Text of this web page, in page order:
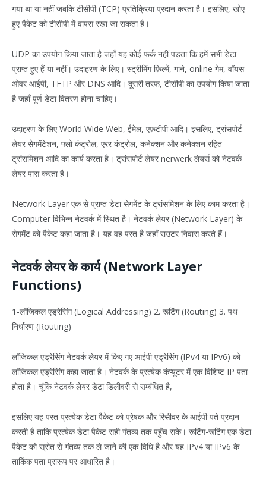
गया था या नहीं जबकि टीसीपी (TCP) प्रतिक्रिया प्रदान करता है। इसलिए, खोए
हुए पैकेट को टीसीपी में वापस रखा जा सकता है।
UDP का उपयोग किया जाता है जहाँ यह कोई फर्क नहीं पड़ता कि हमें सभी डेटा
प्राप्त हुए हैं या नहीं। उदाहरण के लिए। स्ट्रीमिंग फ़िल्में, गाने, online गेम, वॉयस
ओवर आईपी, TFTP और DNS आदि। दूसरी तरफ, टीसीपी का उपयोग किया जाता
है जहाँ पूर्ण डेटा वितरण होना चाहिए।
उदाहरण के लिए World Wide Web, ईमेल, एफ़टीपी आदि। इसलिए, ट्रांसपोर्ट
लेयर सेगमेंटेशन, फ्लो कंट्रोल, एरर कंट्रोल, कनेक्शन और कनेक्शन रहित
ट्रांसमिशन आदि का कार्य करता है। ट्रांसपोर्ट लेयर nerwerk लेयर्स को नेटवर्क
लेयर पास करता है।
Network Layer एक से प्राप्त डेटा सेगमेंट के ट्रांसमिशन के लिए काम करता है।
Computer विभिन्न नेटवर्क में स्थित है। नेटवर्क लेयर (Network Layer) के
सेगमेंट को पैकेट कहा जाता है। यह वह परत है जहाँ राउटर निवास करते हैं।
नेटवर्क लेयर के कार्य (Network Layer
Functions)
1-लॉजिकल एड्रेसिंग (Logical Addressing) 2. रूटिंग (Routing) 3. पथ
निर्धारण (Routing)
लॉजिकल एड्रेसिंग नेटवर्क लेयर में किए गए आईपी एड्रेसिंग (IPv4 या IPv6) को
लॉजिकल एड्रेसिंग कहा जाता है। नेटवर्क के प्रत्येक कंप्यूटर में एक विशिष्ट IP पता
होता है। चूंकि नेटवर्क लेयर डेटा डिलीवरी से सम्बंधित है,
इसलिए यह परत प्रत्येक डेटा पैकेट को प्रेषक और रिसीवर के आईपी पते प्रदान
करती है ताकि प्रत्येक डेटा पैकेट सही गंतव्य तक पहुँच सके। रूटिंग-रूटिंग एक डेटा
पैकेट को स्रोत से गंतव्य तक ले जाने की एक विधि है और यह IPv4 या IPv6 के
तार्किक पता प्रारूप पर आधारित है।